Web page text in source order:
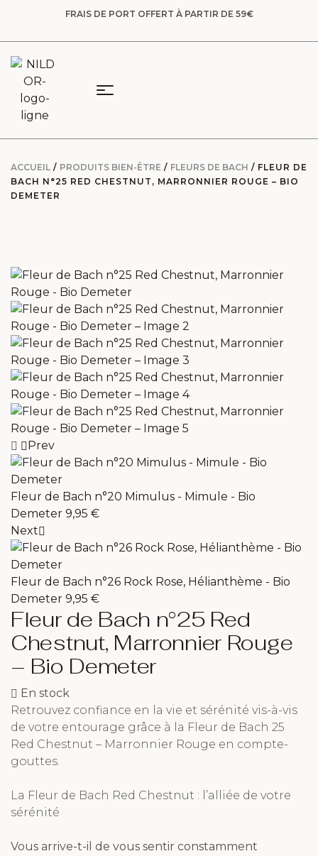
FRAIS DE PORT OFFERT À PARTIR DE 59€
ACCUEIL / PRODUITS BIEN-ÊTRE / FLEURS DE BACH / FLEUR DE
BACH N°25 RED CHESTNUT, MARRONNIER ROUGE – BIO
DEMETER
Prev
Fleur de Bach n°20 Mimulus - Mimule - Bio
Demeter 9,95 €
Next
Fleur de Bach n°26 Rock Rose, Hélianthème - Bio
Demeter 9,95 €
Fleur de Bach n°25 Red
Chestnut, Marronnier Rouge
– Bio Demeter
En stock
Retrouvez confiance en la vie et sérénité vis-à-vis
de votre entourage grâce à la Fleur de Bach 25
Red Chestnut – Marronnier Rouge en compte-
gouttes.
La Fleur de Bach Red Chestnut : l’alliée de votre
sérénité
Vous arrive-t-il de vous sentir constamment